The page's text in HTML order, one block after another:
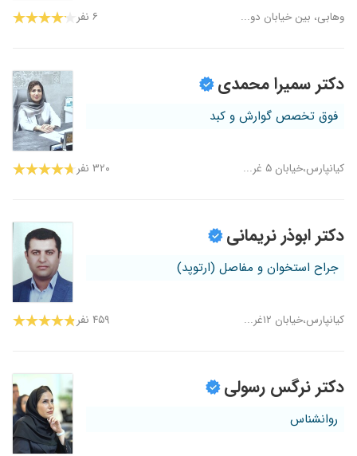
وهابی، بین خیابان دو... ۶ نفر
دکتر سمیرا محمدی
فوق تخصص گوارش و کبد
کیانپارس،خیابان ۵ غر... ۳۲۰ نفر
دکتر ابوذر نریمانی
جراح استخوان و مفاصل (ارتوپد)
کیانپارس،خیابان ۱۲غر... ۴۵۹ نفر
دکتر نرگس رسولی
روانشناس